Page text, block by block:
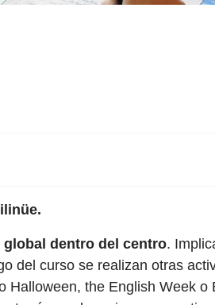
dentro del centro.
del curso se realizan otras
Halloween, the English Week